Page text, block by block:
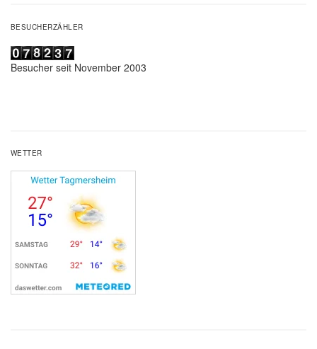
BESUCHERZÄHLER
Besucher seit November 2003
WETTER